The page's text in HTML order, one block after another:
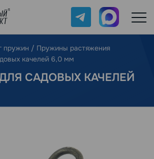
Telegram Max
пружин / Пружины растяжения
качелей 6,0 мм
САДОВЫХ КАЧЕЛЕЙ